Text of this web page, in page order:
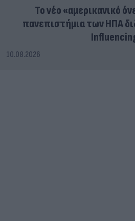
Το νέο «αμερικανικό
πανεπιστήμια των ΗΠΑ
10.08.2026